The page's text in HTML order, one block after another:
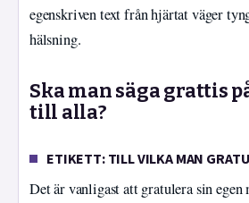
egenskriven text från hjärtat väger
hälsning.
Ska man säga grattis
till alla?
ETIKETT: TILL VILKA MAN
Det är vanligast att gratulera sin